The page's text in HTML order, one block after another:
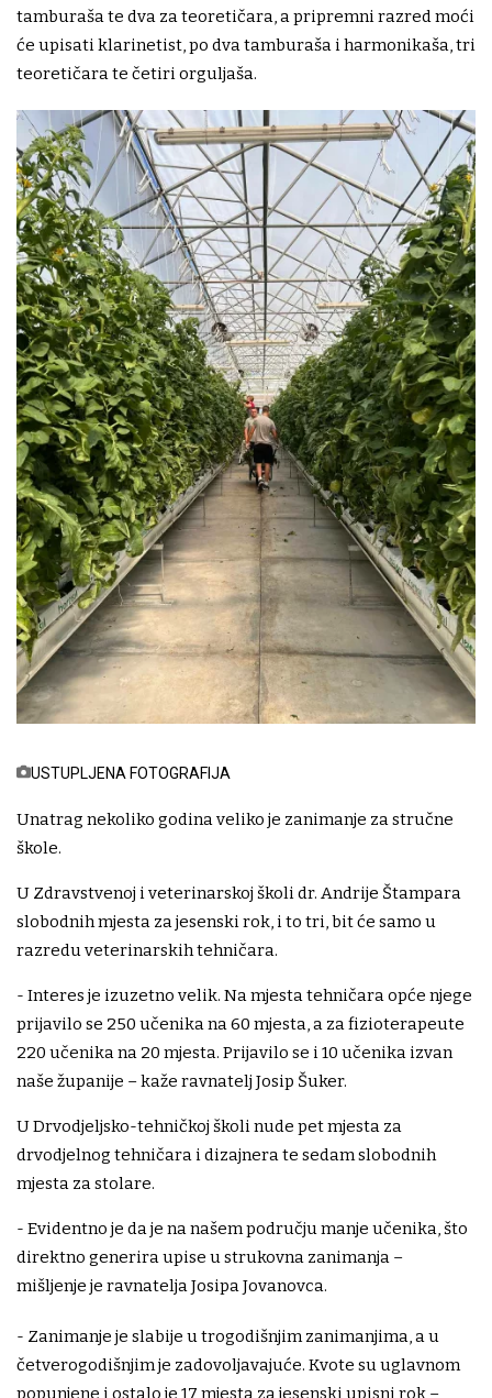
tamburaša te dva za teoretičara, a pripremni razred moći
će upisati klarinetist, po dva tamburaša i harmonikaša, tri
teoretičara te četiri orguljaša.
USTUPLJENA FOTOGRAFIJA
Unatrag nekoliko godina veliko je zanimanje za stručne
škole.
U Zdravstvenoj i veterinarskoj školi dr. Andrije Štampara
slobodnih mjesta za jesenski rok, i to tri, bit će samo u
razredu veterinarskih tehničara.
- Interes je izuzetno velik. Na mjesta tehničara opće njege
prijavilo se 250 učenika na 60 mjesta, a za fizioterapeute
220 učenika na 20 mjesta. Prijavilo se i 10 učenika izvan
naše županije – kaže ravnatelj Josip Šuker.
U Drvodjeljsko-tehničkoj školi nude pet mjesta za
drvodjelnog tehničara i dizajnera te sedam slobodnih
mjesta za stolare.
- Evidentno je da je na našem području manje učenika, što
direktno generira upise u strukovna zanimanja –
mišljenje je ravnatelja Josipa Jovanovca.
- Zanimanje je slabije u trogodišnjim zanimanjima, a u
četverogodišnjim je zadovoljavajuće. Kvote su uglavnom
popunjene i ostalo je 17 mjesta za jesenski upisni rok –